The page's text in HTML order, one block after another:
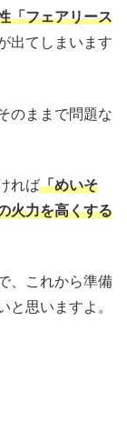
「フェアリース
出てしまいます
のままで問題な
れば「めいそ
火力を高くする
、これから準備
と思いますよ。